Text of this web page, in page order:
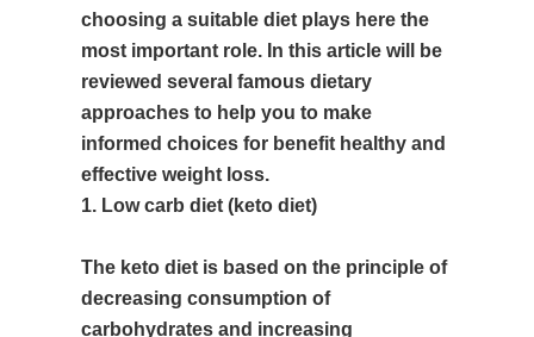
choosing a suitable diet plays here the
most important role. In this article will be
reviewed several famous dietary
approaches to help you to make
informed choices for benefit healthy and
effective weight loss.
1. Low carb diet (keto diet)
The keto diet is based on the principle of
decreasing consumption of
carbohydrates and increasing